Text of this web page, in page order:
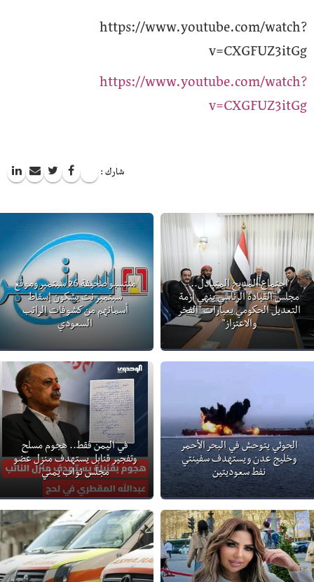
https://www.youtube.com/watch?
v=CXGFUZ3itGg
https://www.youtube.com/watch?
v=CXGFUZ3itGg
شارك :
اجتماع المديح المتبادل..
مجلس القيادة الرئاسي ينهي أزمة
التعديل الحكومي بعبارات "الفخر
والاعتزاز"
منتسبو صحيفة 26 سبتمبر وموقع
سبتمبر نت يشكون إسقاط
أسمائهم من كشوفات الراتب
السعودي
الحوثي يتوحش في البحر الأحمر
وخليج عدن ويستهدف سفينتي
نفط سعوديتين
في اليمن فقط.. هجوم مسلح
وتفجير قنابل يستهدف منزل عضو
مجلس نواب يمني